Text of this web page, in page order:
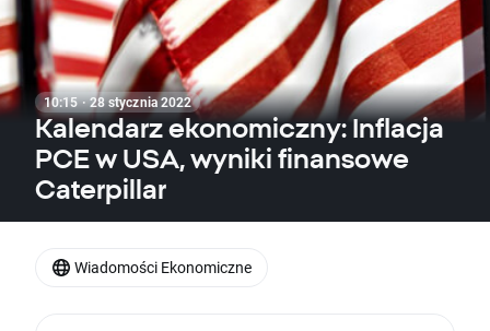
10:15 · 28 stycznia 2022
Kalendarz ekonomiczny: Inflacja
PCE w USA, wyniki finansowe
Caterpillar
Wiadomości Ekonomiczne